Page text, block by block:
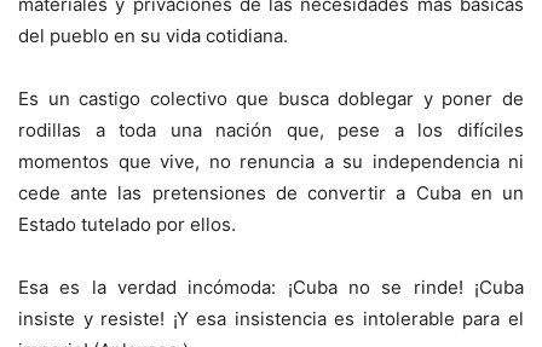
del pueblo en su vida cotidiana.
Es un castigo colectivo que busca doblegar y poner de
rodillas a toda una nación que, pese a los difíciles
momentos que vive, no renuncia a su independencia ni
cede ante las pretensiones de convertir a Cuba en un
Estado tutelado por ellos.
Esa es la verdad incómoda: ¡Cuba no se rinde! ¡Cuba
insiste y resiste! ¡Y esa insistencia es intolerable para el